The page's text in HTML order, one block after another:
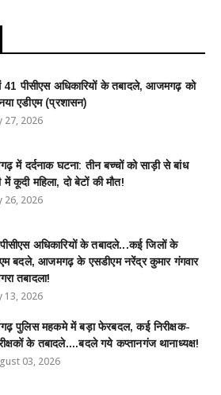
41 पीसीएस अधिकारियों के तबादले, आजमगढ़ को
एडीएम (प्रशासन)
27, 2026
में दर्दनाक घटना: तीन बच्चों को साड़ी से बांध
में कूदी महिला, दो बेटों की मौत!
26, 2026
अधिकारियों के तबादले...कई जिलों के
बदले, आजमगढ़ के एसडीएम नरेंद्र कुमार गंगवार
तबादला!
13, 2026
पुलिस महकमे में बड़ा फेरबदल, कई निरीक्षक-
के तबादले....बदले गये कप्तानगंज थानाध्यक्ष!
03, 2026